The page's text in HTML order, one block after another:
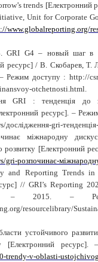
trends [Електронний
Unit for Corporate
www.globalreporting.org/
GRI G4 – новый шаг в
ресурс] / В. Скобарев, Т.
доступу : http://
otchetnosti.html.
GRI : тенденція до
ресурс]. –
/дослідження-gri-
міжнародну
розвитку [Електронний
gri-розпочинає-
and Reporting Trends
] // GRI’s Reporting
– 2015. –
resourcelibrary/
устойчивого
[Електронний
trendy-v-oblasti-